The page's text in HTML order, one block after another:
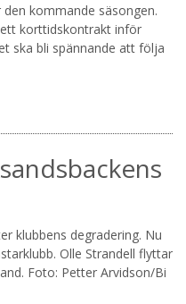
kommande säsongen.
korttidskontrakt inför
ska bli spännande att följa
klubbens degradering. Nu
Olle Strandell flyttar
Foto: Petter Arvidson/Bi